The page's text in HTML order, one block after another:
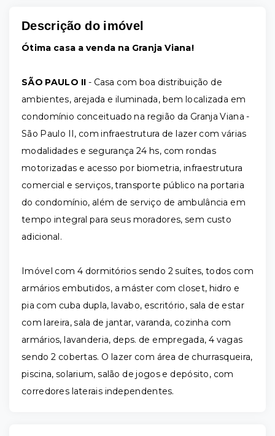
Descrição do imóvel
Ótima casa a venda na Granja Viana!
SÃO PAULO II - Casa com boa distribuição de
ambientes, arejada e iluminada, bem localizada em
condomínio conceituado na região da Granja Viana -
São Paulo II, com infraestrutura de lazer com várias
modalidades e segurança 24 hs, com rondas
motorizadas e acesso por biometria, infraestrutura
comercial e serviços, transporte público na portaria
do condomínio, além de serviço de ambulância em
tempo integral para seus moradores, sem custo
adicional.
Imóvel com 4 dormitórios sendo 2 suítes, todos com
armários embutidos, a máster com closet, hidro e
pia com cuba dupla, lavabo, escritório, sala de estar
com lareira, sala de jantar, varanda, cozinha com
armários, lavanderia, deps. de empregada, 4 vagas
sendo 2 cobertas. O lazer com área de churrasqueira,
piscina, solarium, salão de jogos e depósito, com
corredores laterais independentes.